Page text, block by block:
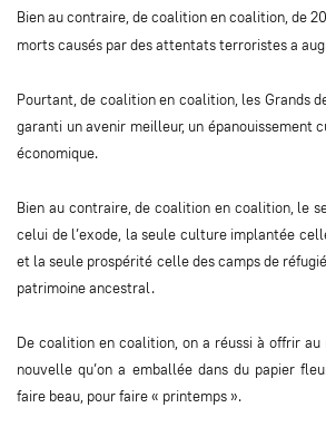
Bien au contraire, de coalition en coalition, de
morts causés par des attentats terroristes a
Pourtant, de coalition en coalition, les Grands
garanti un avenir meilleur, un épanouissement
économique.
Bien au contraire, de coalition en coalition, le
celui de l’exode, la seule culture implantée
et la seule prospérité celle des camps de
patrimoine ancestral.
De coalition en coalition, on a réussi à offrir au
nouvelle qu’on a emballée dans du papier
faire beau, pour faire « printemps ».